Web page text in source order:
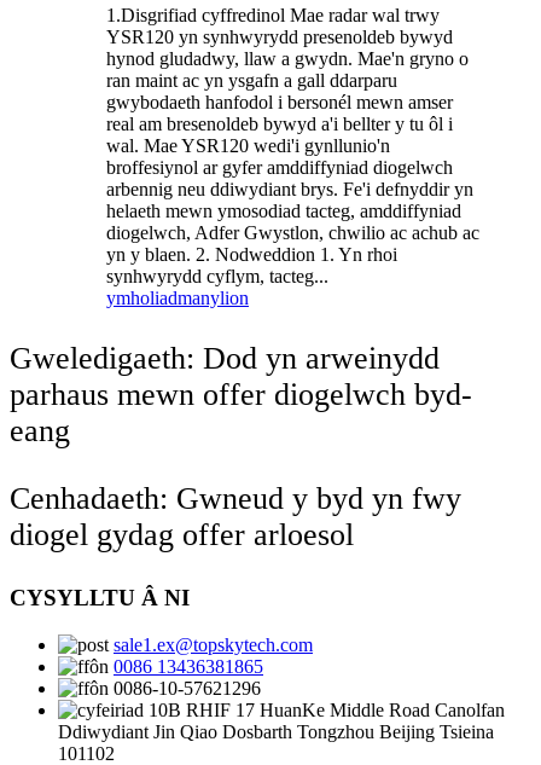
1.Disgrifiad cyffredinol Mae radar wal trwy
YSR120 yn synhwyrydd presenoldeb bywyd
hynod gludadwy, llaw a gwydn. Mae'n gryno o
ran maint ac yn ysgafn a gall ddarparu
gwybodaeth hanfodol i bersonél mewn amser
real am bresenoldeb bywyd a'i bellter y tu ôl i
wal. Mae YSR120 wedi'i gynllunio'n
broffesiynol ar gyfer amddiffyniad diogelwch
arbennig neu ddiwydiant brys. Fe'i defnyddir yn
helaeth mewn ymosodiad tacteg, amddiffyniad
diogelwch, Adfer Gwystlon, chwilio ac achub ac
yn y blaen. 2. Nodweddion 1. Yn rhoi
synhwyrydd cyflym, tacteg...
ymholiadmanylion
Gweledigaeth: Dod yn arweinydd
parhaus mewn offer diogelwch byd-
eang
Cenhadaeth: Gwneud y byd yn fwy
diogel gydag offer arloesol
CYSYLLTU Â NI
sale1.ex@topskytech.com
0086 13436381865
0086-10-57621296
10B RHIF 17 HuanKe Middle Road Canolfan
Ddiwydiant Jin Qiao Dosbarth Tongzhou Beijing Tsieina
101102